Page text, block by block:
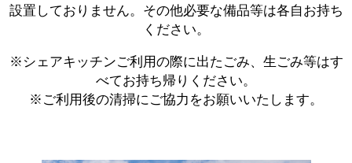
設置しておりません。その他必要な備品等は各自お持ち
ください。
※シェアキッチンご利用の際に出たごみ、生ごみ等はす
べてお持ち帰りください。
※ご利用後の清掃にご協力をお願いいたします。